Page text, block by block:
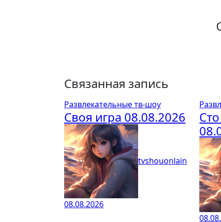
Связанная запись
Развлекательные тв-шоу
Своя игра 08.08.2026
tvshouonlain
08.08.2026